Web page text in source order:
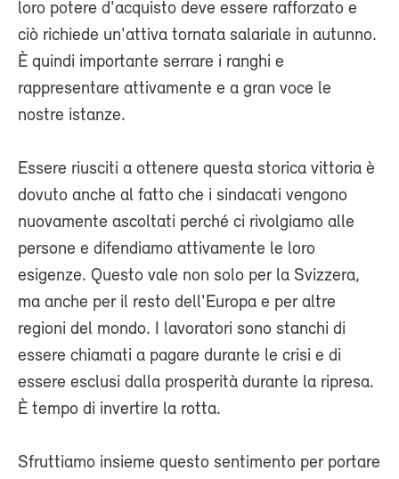
loro potere d'acquisto deve essere rafforzato e
ciò richiede un'attiva tornata salariale in autunno.
È quindi importante serrare i ranghi e
rappresentare attivamente e a gran voce le
nostre istanze.
Essere riusciti a ottenere questa storica vittoria è
dovuto anche al fatto che i sindacati vengono
nuovamente ascoltati perché ci rivolgiamo alle
persone e difendiamo attivamente le loro
esigenze. Questo vale non solo per la Svizzera,
ma anche per il resto dell'Europa e per altre
regioni del mondo. I lavoratori sono stanchi di
essere chiamati a pagare durante le crisi e di
essere esclusi dalla prosperità durante la ripresa.
È tempo di invertire la rotta.
Sfruttiamo insieme questo sentimento per portare